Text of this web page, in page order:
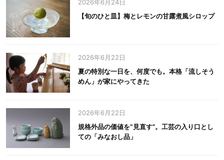
2026年6月24日
【旬のひと皿】梅とレモンの甘露煮風シロップ
2026年6月22日
夏の特別な一日を、何度でも。本格「流しそう
めん」が家にやってきた
2026年6月22日
規格外品の価値を‟見直す”。工芸の入り口とし
ての「みなおし品」